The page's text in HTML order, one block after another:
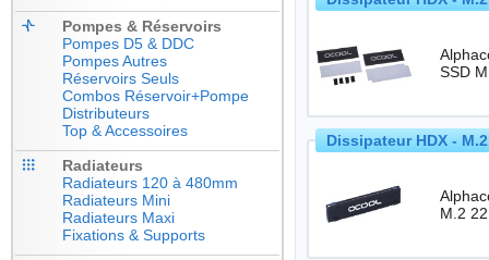
Pompes & Réservoirs
Pompes D5 & DDC
Pompes Autres
Réservoirs Seuls
Combos Réservoir+Pompe
Distributeurs
Top & Accessoires
Radiateurs
Radiateurs 120 à 480mm
Radiateurs Mini
Radiateurs Maxi
Fixations & Supports
Dissipateur HDX -